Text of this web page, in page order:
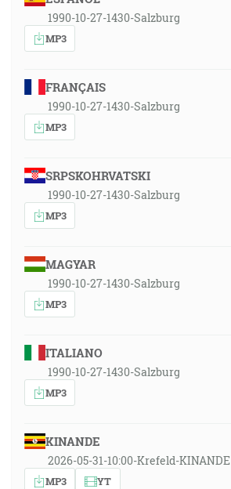
1990-10-27-1430-Salzburg
MP3
FRANÇAIS
1990-10-27-1430-Salzburg
MP3
SRPSKOHRVATSKI
1990-10-27-1430-Salzburg
MP3
MAGYAR
1990-10-27-1430-Salzburg
MP3
ITALIANO
1990-10-27-1430-Salzburg
MP3
KINANDE
2026-05-31-10:00-Krefeld-KINANDE
MP3 YT